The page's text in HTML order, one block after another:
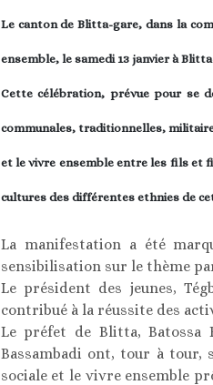
Le canton de Blitta-gare, dans la
ensemble, le samedi 13 janvier à
Cette célébration, prévue pour se
communales, traditionnelles,
et le vivre ensemble entre les fils et
cultures des différentes ethnies de
La manifestation a été
sensibilisation sur le thème par
Le président des jeunes,
contribué à la réussite des
Le préfet de Blitta, Batossa
Bassambadi ont, tour à tour,
sociale et le vivre ensemble